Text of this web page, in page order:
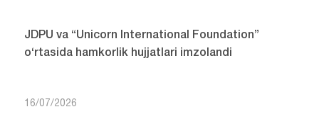
JDPU va “Unicorn International Foundation”
o‘rtasida hamkorlik hujjatlari imzolandi
16/07/2026